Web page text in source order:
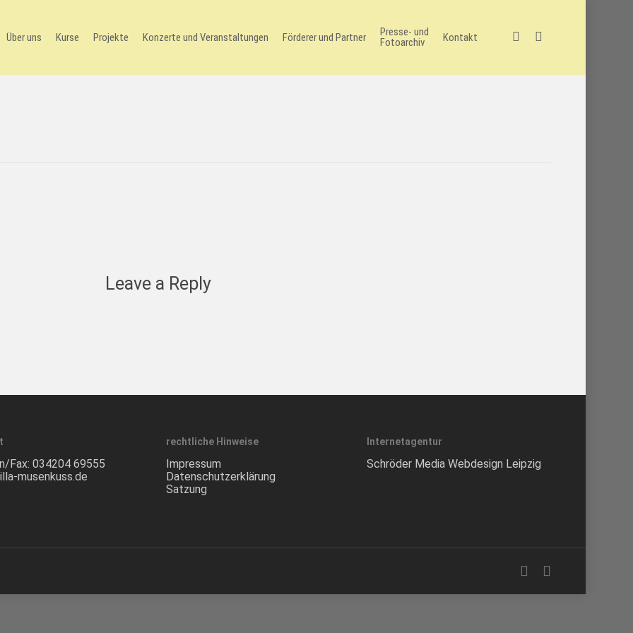
Über uns Kurse Projekte Konzerte und Veranstaltungen Förderer und Partner
Presse- und
Fotoarchiv
Kontakt facebookinstagram
Leave a Reply
Fax:034204 69555
musenkuss.de
rechtliche Hinweise
Impressum
Datenschutzerklärung
Satzung
Internetagentur
Schröder Media Webdesign Leipzig
facebookinstagram